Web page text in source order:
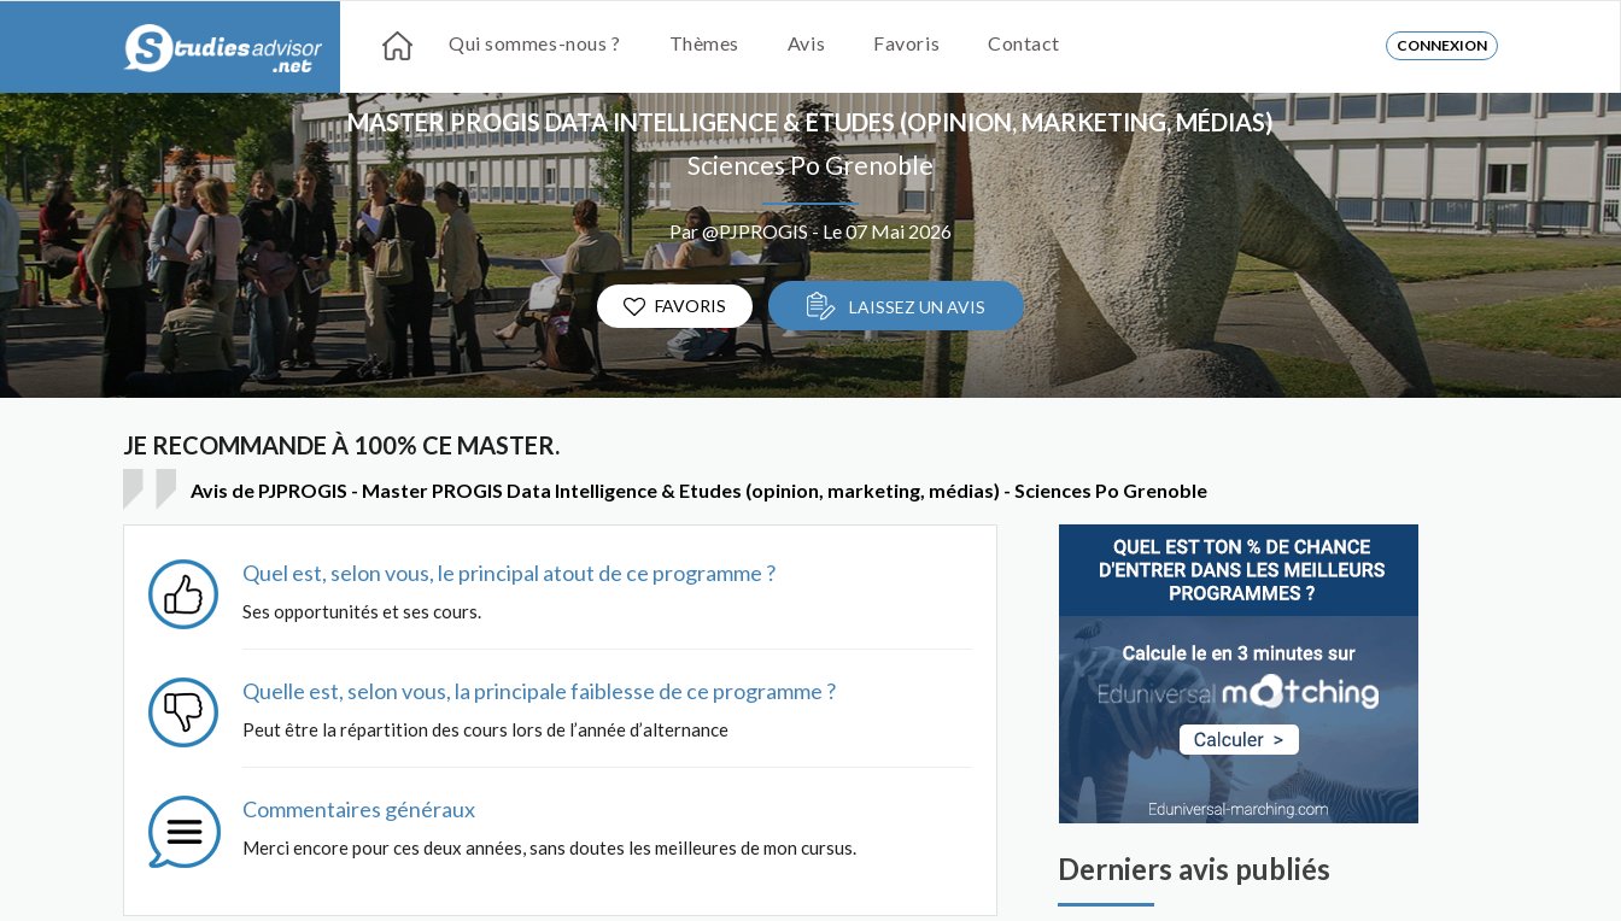
Qui sommes-nous ? Thèmes Avis Favoris Contact CONNEXION
MASTER PROGIS DATA INTELLIGENCE & ETUDES (OPINION, MARKETING, MÉDIAS)
Sciences Po Grenoble
Par @PJPROGIS - Le 07 Mai 2026
FAVORIS LAISSEZ UN AVIS
JE RECOMMANDE À 100% CE MASTER.
Avis de PJPROGIS - Master PROGIS Data Intelligence & Etudes (opinion, marketing, médias) - Sciences Po Grenoble
Quel est, selon vous, le principal atout de ce programme ?
Ses opportunités et ses cours.
Quelle est, selon vous, la principale faiblesse de ce programme ?
Peut être la répartition des cours lors de l’année d’alternance
Commentaires généraux
Merci encore pour ces deux années, sans doutes les meilleures de mon cursus.
Derniers avis publiés